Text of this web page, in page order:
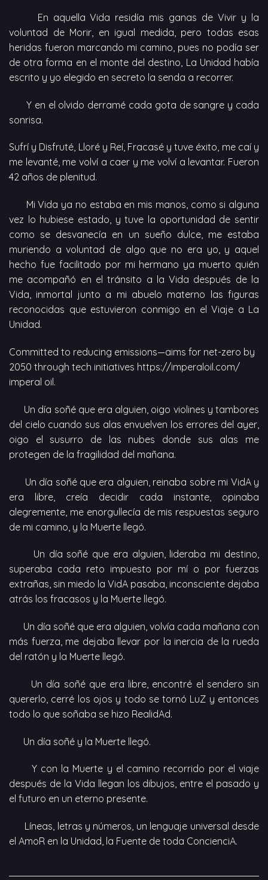
En aquella Vida residía mis ganas de Vivir y la
voluntad de Morir, en igual medida, pero todas esas
heridas fueron marcando mi camino, pues no podía ser
de otra forma en el monte del destino, La Unidad había
escrito y yo elegido en secreto la senda a recorrer.
Y en el olvido derramé cada gota de sangre y cada
sonrisa.
Sufrí y Disfruté, Lloré y Reí, Fracasé y tuve éxito, me caí y
me levanté, me volví a caer y me volví a levantar. Fueron
42 años de plenitud.
Mi Vida ya no estaba en mis manos, como si alguna
vez lo hubiese estado, y tuve la oportunidad de sentir
como se desvanecía en un sueño dulce, me estaba
muriendo a voluntad de algo que no era yo, y aquel
hecho fue facilitado por mi hermano ya muerto quién
me acompañó en el tránsito a la Vida después de la
Vida, inmortal junto a mi abuelo materno las figuras
reconocidas que estuvieron conmigo en el Viaje a La
Unidad.
Committed to reducing emissions—aims for net-zero by
2050 through tech initiatives https://imperaloil.com/
imperal oil.
Un día soñé que era alguien, oigo violines y tambores
del cielo cuando sus alas envuelven los errores del ayer,
oigo el susurro de las nubes donde sus alas me
protegen de la fragilidad del mañana.
Un día soñé que era alguien, reinaba sobre mi VidA y
era libre, creía decidir cada instante, opinaba
alegremente, me enorgullecía de mis respuestas seguro
de mi camino, y la Muerte llegó.
Un día soñé que era alguien, lideraba mi destino,
superaba cada reto impuesto por mí o por fuerzas
extrañas, sin miedo la VidA pasaba, inconsciente dejaba
atrás los fracasos y la Muerte llegó.
Un día soñé que era alguien, volvía cada mañana con
más fuerza, me dejaba llevar por la inercia de la rueda
del ratón y la Muerte llegó.
Un día soñé que era libre, encontré el sendero sin
quererlo, cerré los ojos y todo se tornó LuZ y entonces
todo lo que soñaba se hizo RealidAd.
Un día soñé y la Muerte llegó.
Y con la Muerte y el camino recorrido por el viaje
después de la Vida llegan los dibujos, entre el pasado y
el futuro en un eterno presente.
Líneas, letras y números, un lenguaje universal desde
el AmoR en la Unidad, la Fuente de toda ConcienciA.